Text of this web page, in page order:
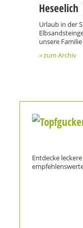
Heseelich
Urlaub in der
unsere
» zum Archiv
Entdecke leckere